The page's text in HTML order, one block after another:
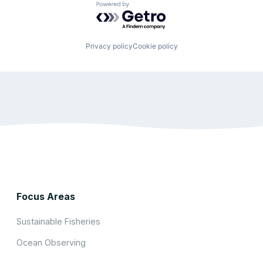
Powered by Getro.com
Privacy policyCookie policy
Focus Areas
Sustainable Fisheries
Ocean Observing